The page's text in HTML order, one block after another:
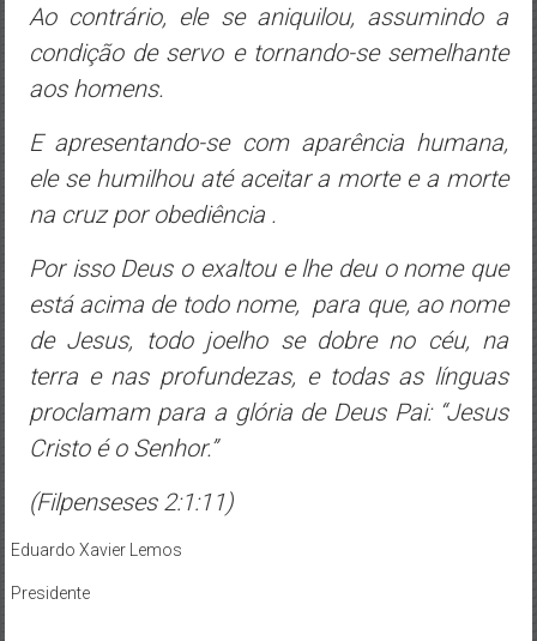
Ao contrário, ele se aniquilou, assumindo a
condição de servo e tornando-se semelhante
aos homens.
E apresentando-se com aparência humana,
ele se humilhou até aceitar a morte e a morte
na cruz por obediência .
Por isso Deus o exaltou e lhe deu o nome que
está acima de todo nome, para que, ao nome
de Jesus, todo joelho se dobre no céu, na
terra e nas profundezas, e todas as línguas
proclamam para a glória de Deus Pai: “Jesus
Cristo é o Senhor.”
(Filpenseses 2:1:11)
Eduardo Xavier Lemos
Presidente